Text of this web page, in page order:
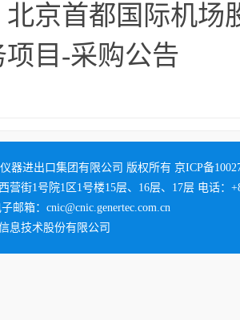
北京首都国际机场
目-采购公告
器进出口集团有限公司 版权所有 京ICP备
营街1号院1区1号楼15层、16层、17层 电话：
邮箱：cnic@cnic.genertec.com.cn
息技术股份有限公司